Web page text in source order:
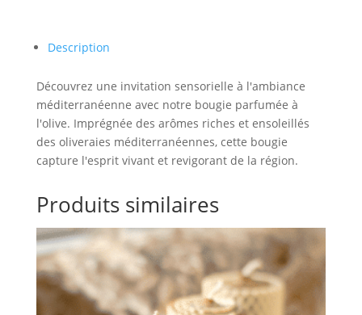
Description
Découvrez une invitation sensorielle à l'ambiance
méditerranéenne avec notre bougie parfumée à
l'olive. Imprégnée des arômes riches et ensoleillés
des oliveraies méditerranéennes, cette bougie
capture l'esprit vivant et revigorant de la région.
Produits similaires